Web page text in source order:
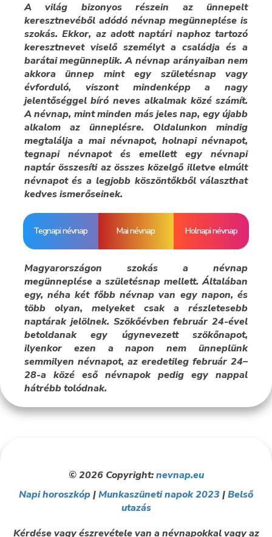
A világ bizonyos részein az ünnepelt
keresztnevéből adódó névnap megünneplése is
szokás. Ekkor, az adott naptári naphoz tartozó
keresztnevet viselő személyt a családja és a
barátai megünneplik. A névnap arányaiban nem
akkora ünnep mint egy születésnap vagy
évforduló, viszont mindenképp a nagy
jelentőséggel bíró neves alkalmak közé számít.
A névnap, mint minden más jeles nap, egy újabb
alkalom az ünneplésre. Oldalunkon mindig
megtalálja a mai névnapot, holnapi névnapot,
tegnapi névnapot és emellett egy névnapi
naptár összesíti az összes közelgő illetve elmúlt
névnapot és a legjobb köszöntőkből választhat
kedves ismerőseinek.
Tegnapi névnap Mai névnap Holnapi névnap
Magyarországon szokás a névnap
megünneplése a születésnap mellett. Általában
egy, néha két főbb névnap van egy napon, és
több olyan, melyeket csak a részletesebb
naptárak jelölnek. Szökőévben február 24-ével
betoldanak egy úgynevezett szökőnapot,
ilyenkor ezen a napon nem ünneplünk
semmilyen névnapot, az eredetileg február 24–
28-a közé eső névnapok pedig egy nappal
hátrébb tolódnak.
© 2026 Copyright:nevnap.eu
Napi horoszkóp|Munkaszüneti napok 2023|Belső
utazás
Kérdése vagy észrevétele van a névnapokkal vagy az